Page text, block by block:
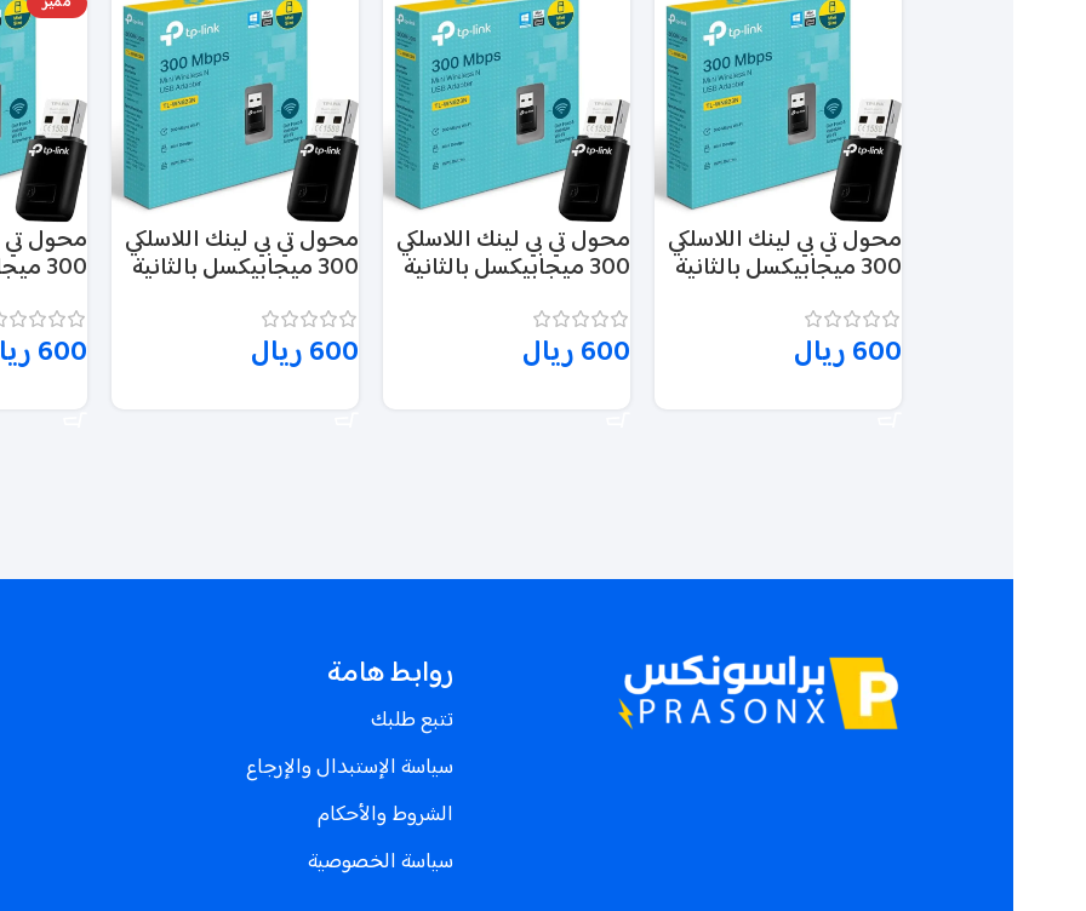
محول تي بي لينك اللاسلكي
300 ميجابيكسل بالثانية
WN823N
600ريال
محول تي بي لينك اللاسلكي
300 ميجابيكسل بالثانية
WN823N
600ريال
محول تي بي لينك اللاسلكي
300 ميجابيكسل بالثانية
WN823N
600ريال
محول تي
300
600
روابط هامة
تتبع طلبك
سياسة الإستبدال والإرجاع
الشروط والأحكام
سياسة الخصوصية